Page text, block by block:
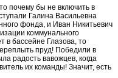
почему бы не включить в
Галина Васильевна
фонда, и Иван Никитьевич
коммунального
в бассейне Глазова, то
пруд! Победили в
радость вавожцев, когда
их команды! Значит, есть